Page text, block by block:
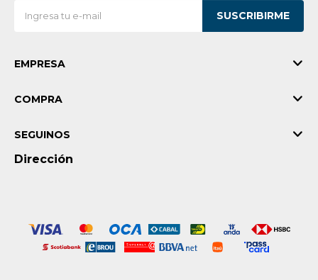
SUSCRIBIRME
EMPRESA
COMPRA
Dirección
SEGUINOS